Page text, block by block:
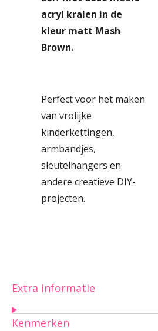
acryl kralen in de
kleur matt Mash
Brown.
Perfect voor het maken
van vrolijke
kinderkettingen,
armbandjes,
sleutelhangers en
andere creatieve DIY-
projecten.
Extra informatie
Kenmerken